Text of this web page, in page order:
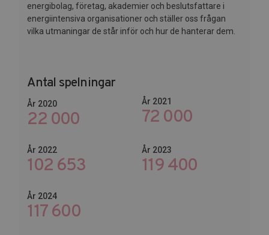
energibolag, företag, akademier och beslutsfattare i
energiintensiva organisationer och ställer oss frågan
vilka utmaningar de står inför och hur de hanterar dem.
Antal spelningar
År 2020
22 000
År 2021
72 000
År 2022
102 653
År 2023
144 600
År 2024
142 800